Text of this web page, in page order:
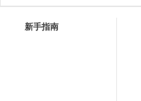
新手指南